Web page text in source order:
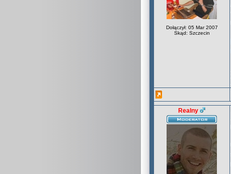
Dołączył: 05 Mar 2007
Skąd: Szczecin
Realny